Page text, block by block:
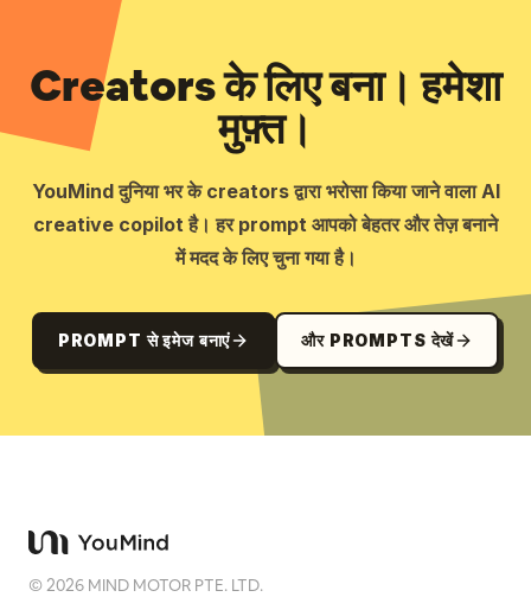
Creators के लिए बना। हमेशा
मुफ़्त।
YouMind दुनिया भर के creators द्वारा भरोसा किया जाने वाला AI
creative copilot है। हर prompt आपको बेहतर और तेज़ बनाने
में मदद के लिए चुना गया है।
PROMPT से इमेज बनाएं और PROMPTS देखें
©2026 MIND MOTOR PTE. LTD.